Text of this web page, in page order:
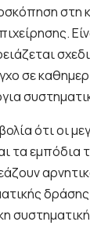
στη
σε
ότι οι
τα εμπόδια